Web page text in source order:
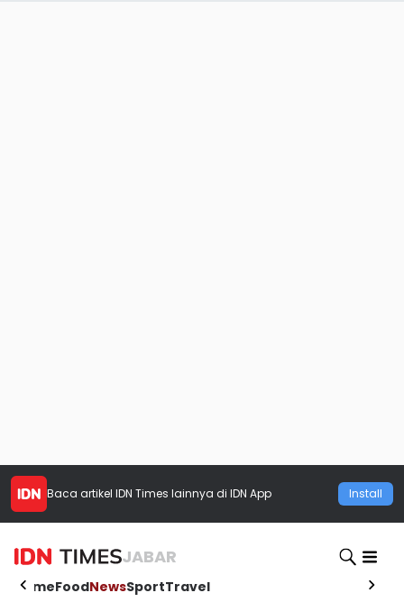
Baca artikel IDN Times lainnya di IDN App Install
JABAR
HomeFoodNewsSportTravel